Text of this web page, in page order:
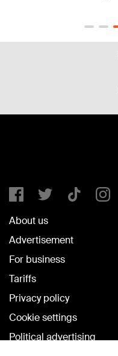
About us
Advertisement
For business
Tariffs
Privacy policy
Cookie settings
Political advertising